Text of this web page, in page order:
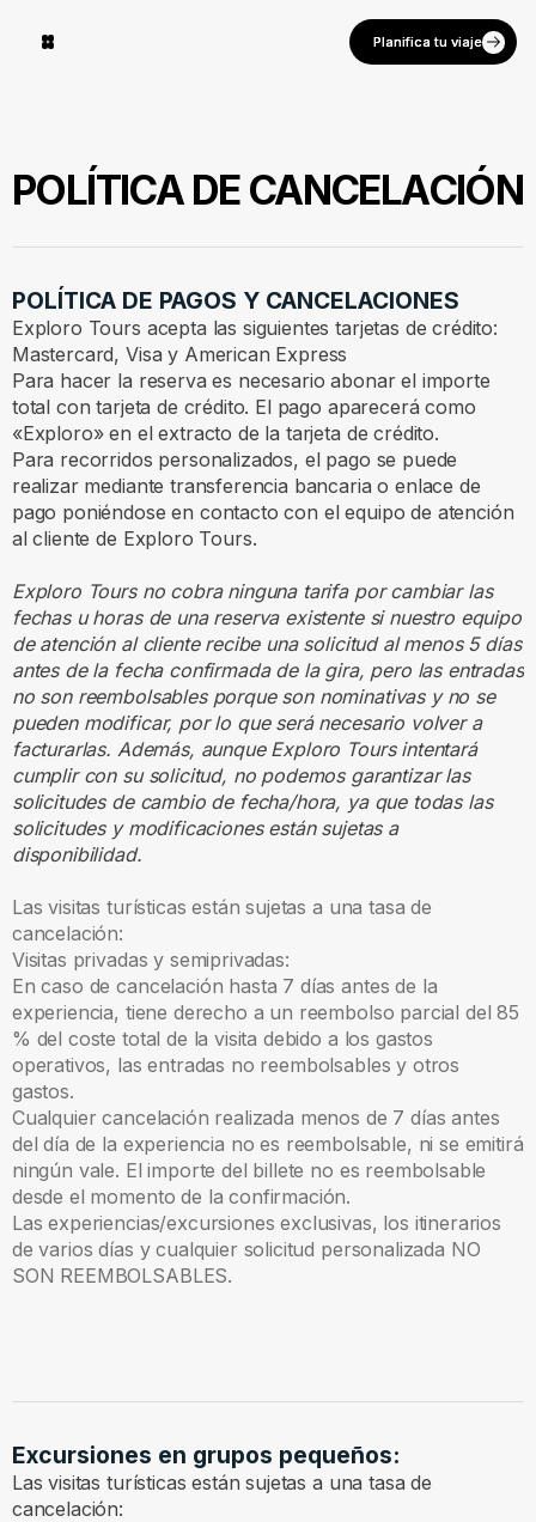
Planifica tu viaje
Planifica tu viaje
POLÍTICA DE CANCELACIÓN
POLÍTICA DE PAGOS Y CANCELACIONES
Exploro Tours acepta las siguientes tarjetas de crédito:
Mastercard, Visa y American Express
Para hacer la reserva es necesario abonar el importe
total con tarjeta de crédito. El pago aparecerá como
«Exploro» en el extracto de la tarjeta de crédito.
Para recorridos personalizados, el pago se puede
realizar mediante transferencia bancaria o enlace de
pago poniéndose en contacto con el equipo de atención
al cliente de Exploro Tours.
Exploro Tours no cobra ninguna tarifa por cambiar las
fechas u horas de una reserva existente si nuestro equipo
de atención al cliente recibe una solicitud al menos 5 días
antes de la fecha confirmada de la gira, pero las entradas
no son reembolsables porque son nominativas y no se
pueden modificar, por lo que será necesario volver a
facturarlas. Además, aunque Exploro Tours intentará
cumplir con su solicitud, no podemos garantizar las
solicitudes de cambio de fecha/hora, ya que todas las
solicitudes y modificaciones están sujetas a
disponibilidad.
Las visitas turísticas están sujetas a una tasa de
cancelación:
Visitas privadas y semiprivadas:
En caso de cancelación hasta 7 días antes de la
experiencia, tiene derecho a un reembolso parcial del 85
% del coste total de la visita debido a los gastos
operativos, las entradas no reembolsables y otros
gastos.
Cualquier cancelación realizada menos de 7 días antes
del día de la experiencia no es reembolsable, ni se emitirá
ningún vale. El importe del billete no es reembolsable
desde el momento de la confirmación.
Las experiencias/excursiones exclusivas, los itinerarios
de varios días y cualquier solicitud personalizada NO
SON REEMBOLSABLES.
Excursiones en grupos pequeños:
Las visitas turísticas están sujetas a una tasa de
cancelación: